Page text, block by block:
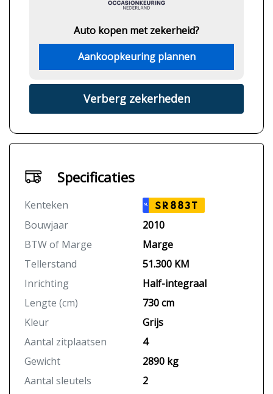
Auto kopen met zekerheid?
Aankoopkeuring plannen
Verberg zekerheden
Specificaties
Kenteken NL SR883T
Bouwjaar
2010
BTW of Marge
Marge
Tellerstand
51.300 KM
Inrichting
Half-integraal
Lengte (cm)
730 cm
Kleur
Grijs
Aantal zitplaatsen
4
Gewicht
2890 kg
Aantal sleutels
2